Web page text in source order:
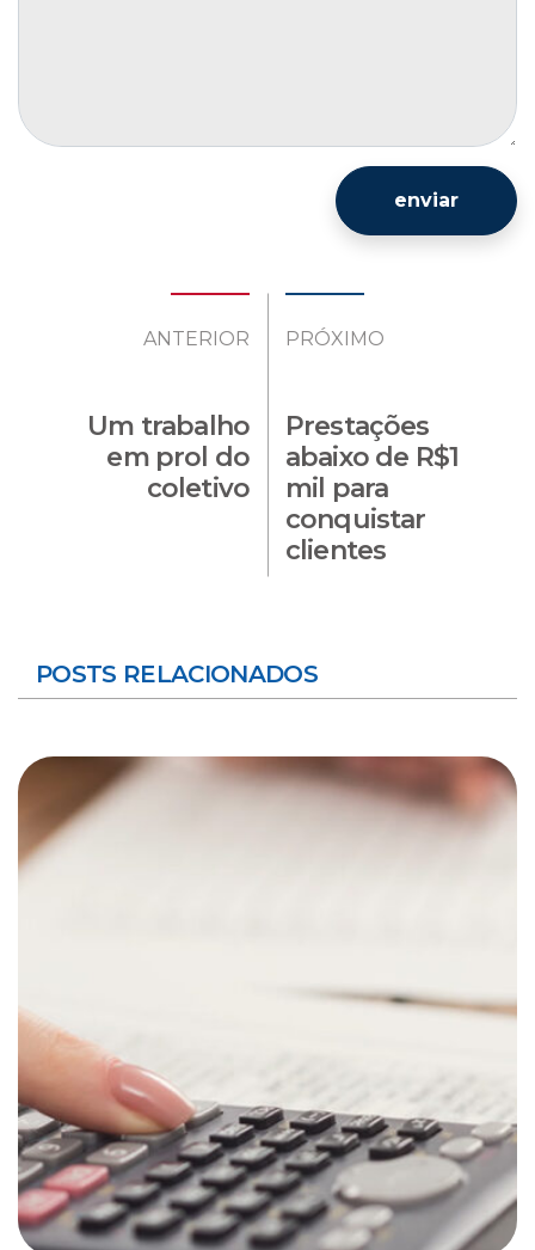
enviar
ANTERIOR
Um trabalho
em prol do
coletivo
PRÓXIMO
Prestações
abaixo de R$1
mil para
conquistar
clientes
POSTS RELACIONADOS